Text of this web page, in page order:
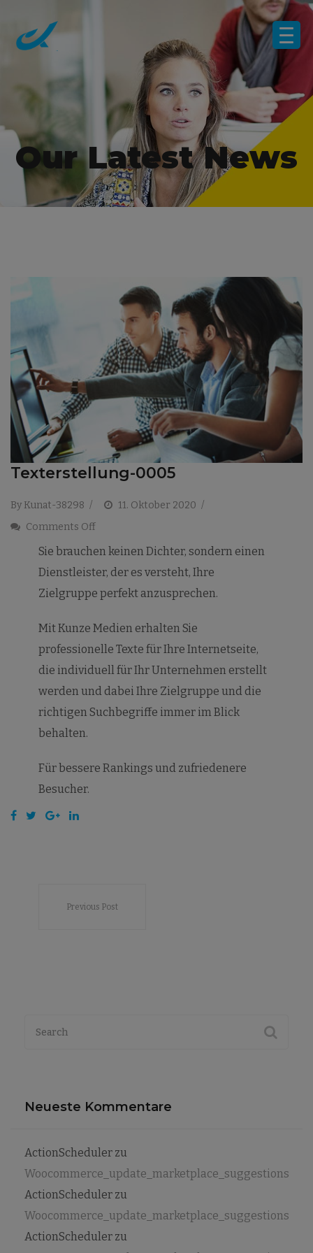
Our Latest News
Texterstellung-0005
By Kunat-38298
11. Oktober 2020
Comments Off
Sie brauchen keinen Dichter, sondern einen
Dienstleister, der es versteht, Ihre
Zielgruppe perfekt anzusprechen.
Mit Kunze Medien erhalten Sie
professionelle Texte für Ihre Internetseite,
die individuell für Ihr Unternehmen erstellt
werden und dabei Ihre Zielgruppe und die
richtigen Suchbegriffe immer im Blick
behalten.
Für bessere Rankings und zufriedenere
Besucher.
Previous Post
Neueste Kommentare
ActionScheduler zu
Woocommerce_update_marketplace_suggestions
ActionScheduler zu
Woocommerce_update_marketplace_suggestions
ActionScheduler zu